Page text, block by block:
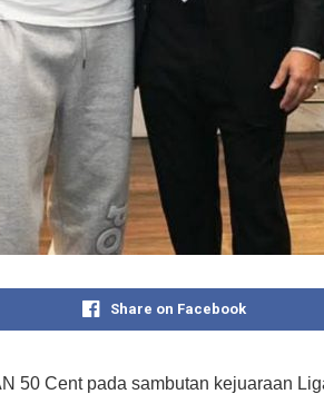
Share on Facebook
50 Cent pada sambutan kejuaraan